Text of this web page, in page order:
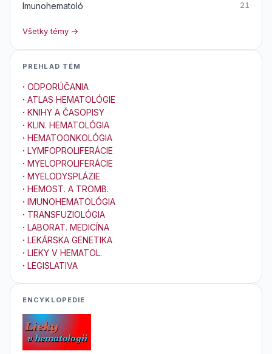
Imunohematoló 21
Všetky témy →
PREHLAD TÉM
· ODPORÚČANIA
· ATLAS HEMATOLÓGIE
· KNIHY A ČASOPISY
· KLIN. HEMATOLÓGIA
· HEMATOONKOLÓGIA
· LYMFOPROLIFERÁCIE
· MYELOPROLIFERÁCIE
· MYELODYSPLÁZIE
· HEMOST. A TROMB.
· IMUNOHEMATOLÓGIA
· TRANSFUZIOLÓGIA
· LABORAT. MEDICÍNA
· LEKÁRSKA GENETIKA
· LIEKY V HEMATOL.
· LEGISLATIVA
ENCYKLOPEDIE